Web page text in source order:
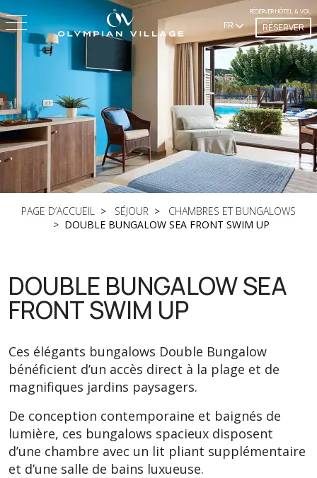
FR
RÉSERVER HÔTEL & VOL
RÉSERVER
PAGE D’ACCUEIL SÉJOUR
CHAMBRES ET BUNGALOWS
DOUBLE BUNGALOW SEA FRONT SWIM UP
DOUBLE BUNGALOW SEA
FRONT SWIM UP
Ces élégants bungalows Double Bungalow
bénéficient d’un accès direct à la plage et de
magnifiques jardins paysagers.
De conception contemporaine et baignés de
lumière, ces bungalows spacieux disposent
d’une chambre avec un lit pliant supplémentaire
et d’une salle de bains luxueuse.